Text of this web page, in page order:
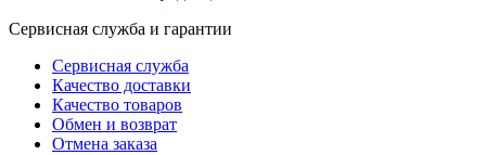
Сервисная служба и гарантии
Сервисная служба
Качество доставки
Качество товаров
Обмен и возврат
Отмена заказа